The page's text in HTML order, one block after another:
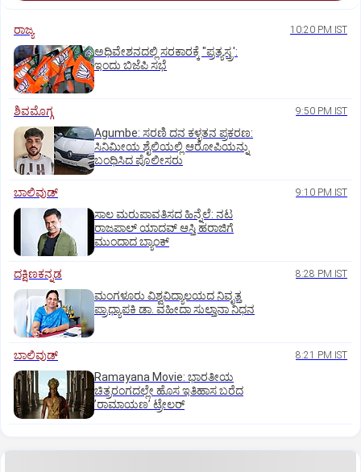
ರಾಜ್ಯ 10:20 PM IST
ಅಧಿವೇಶನದಲ್ಲಿ ಸರಕಾರಕ್ಕೆ "ಪ್ರತ್ಯಸ್ತ್ರ':
ಇಂದು ಬಿಜೆಪಿ ಸಭೆ
ಶಿವಮೊಗ್ಗ 9:50 PM IST
Agumbe: ಸರಣಿ ದನ ಕಳ್ಳತನ ಪ್ರಕರಣ:
ಸಿನಿಮೀಯ ಶೈಲಿಯಲ್ಲಿ ಆರೋಪಿಯನ್ನು
ಬಂಧಿಸಿದ ಪೊಲೀಸರು
ಬಾಲಿವುಡ್‌ 9:10 PM IST
ಸಾಲ ಮರುಪಾವತಿಸದ ಹಿನ್ನೆಲೆ: ನಟ
ರಾಜಪಾಲ್ ಯಾದವ್‌ ಆಸ್ತಿ ಹರಾಜಿಗೆ
ಮುಂದಾದ ಬ್ಯಾಂಕ್
ದಕ್ಷಿಣಕನ್ನಡ 8:28 PM IST
ಮಂಗಳೂರು ವಿಶ್ವವಿದ್ಯಾಲಯದ ನಿವೃತ್ತ
ಪ್ರಾಧ್ಯಾಪಕಿ ಡಾ. ವಹೀದಾ ಸುಲ್ತಾನಾ ನಿಧನ
ಬಾಲಿವುಡ್‌ 8:21 PM IST
Ramayana Movie: ಭಾರತೀಯ
ಚಿತ್ರರಂಗದಲ್ಲೇ ಹೊಸ ಇತಿಹಾಸ ಬರೆದ
ʼರಾಮಾಯಣʼ ಟ್ರೇಲರ್